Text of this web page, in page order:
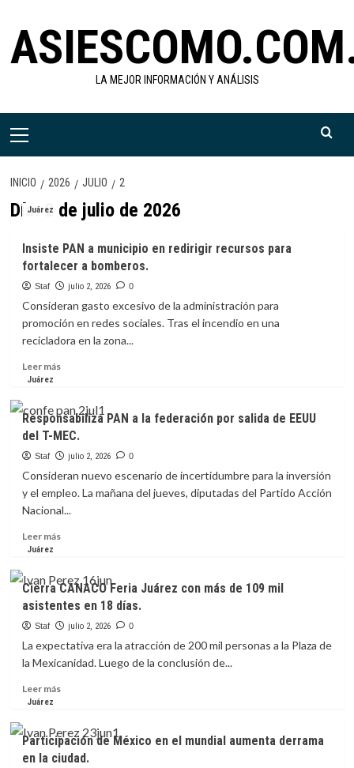
contenido
LA MEJOR INFORMACIÓN Y ANÁLISIS
Menú
INICIO 2026 JULIO 2
Día:2 de julio de 2026
Juárez
Insiste PAN a municipio en redirigir recursos para
fortalecer a bomberos.
Staf julio 2, 2026 0
Consideran gasto excesivo de la administración para
promoción en redes sociales. Tras el incendio en una
recicladora en la zona...
Leer másLeer
Insiste
PAN
a
municipio
recursos
para
Juárez
Responsabiliza PAN a la federación por salida de EEUU
del T-MEC.
Staf julio 2, 2026 0
Consideran nuevo escenario de incertidumbre para la inversión
y el empleo. La mañana del jueves, diputadas del Partido Acción
Nacional...
Leer másLeer
Responsabiliza
PAN
a
la
federación
salida
T-
MEC.
Juárez
Cierra CANACO Feria Juárez con más de 109 mil
asistentes en 18 días.
Staf julio 2, 2026 0
La expectativa era la atracción de 200 mil personas a la Plaza de
la Mexicanidad. Luego de la conclusión de...
Leer másLeer
Cierra
CANACO
Feria
Juárez
Participación de México en el mundial aumenta derrama
en la ciudad.